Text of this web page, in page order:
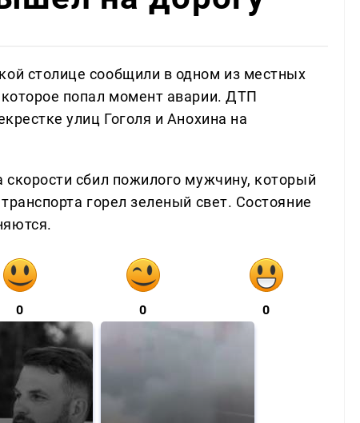
столице сообщили в одном из местных
попал момент аварии. ДТП
улиц Гоголя и Анохина на
сбил пожилого мужчину, который
горел зеленый свет. Состояние
0 0 0